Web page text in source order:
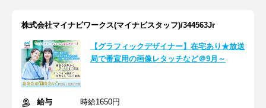
株式会社マイナビワークス(マイナビスタッフ)/344563Jr
【グラフィックデザイナー】在宅あり★放送
局で番宣用の画像レタッチなど＠9月～
給与
時給1650円